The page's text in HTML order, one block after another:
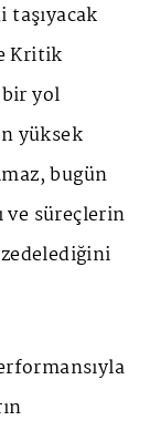
taşıyacak
Kritik
yol
yüksek
bugün
süreçlerin